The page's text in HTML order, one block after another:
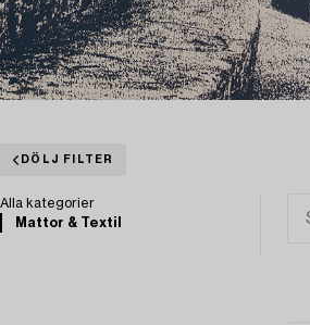
DÖLJ FILTER
Alla kategorier
Mattor & Textil